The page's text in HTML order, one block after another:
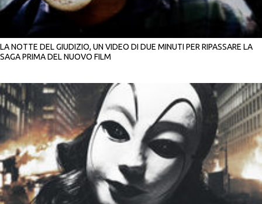
LA NOTTE DEL GIUDIZIO, UN VIDEO DI DUE MINUTI PER RIPASSARE LA
SAGA PRIMA DEL NUOVO FILM